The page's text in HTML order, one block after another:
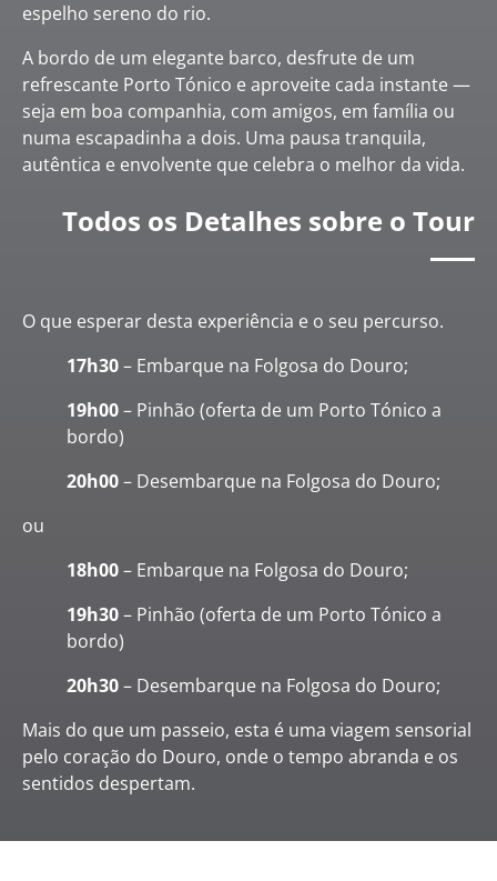
espelho sereno do rio.
A bordo de um elegante barco, desfrute de um
refrescante Porto Tónico e aproveite cada instante —
seja em boa companhia, com amigos, em família ou
numa escapadinha a dois. Uma pausa tranquila,
autêntica e envolvente que celebra o melhor da vida.
Todos os Detalhes sobre o Tour
O que esperar desta experiência e o seu percurso.
17h30– Embarque na Folgosa do Douro;
19h00– Pinhão (oferta de um Porto Tónico a
bordo)
20h00– Desembarque na Folgosa do Douro;
ou
18h00– Embarque na Folgosa do Douro;
19h30– Pinhão (oferta de um Porto Tónico a
bordo)
20h30– Desembarque na Folgosa do Douro;
Mais do que um passeio, esta é uma viagem sensorial
pelo coração do Douro, onde o tempo abranda e os
sentidos despertam.